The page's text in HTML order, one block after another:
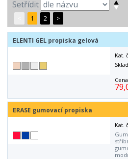
Setřídit
1 2 >
ELENTI GEL propiska gelová
Kat.
ERASE gumovací propiska
Kat.